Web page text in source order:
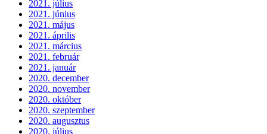
2021. július
2021. június
2021. május
2021. április
2021. március
2021. február
2021. január
2020. december
2020. november
2020. október
2020. szeptember
2020. augusztus
2020. július